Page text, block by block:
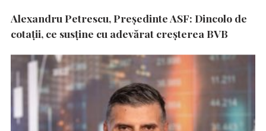
Alexandru Petrescu, Președinte ASF: Dincolo de
cotații, ce susține cu adevărat creșterea BVB